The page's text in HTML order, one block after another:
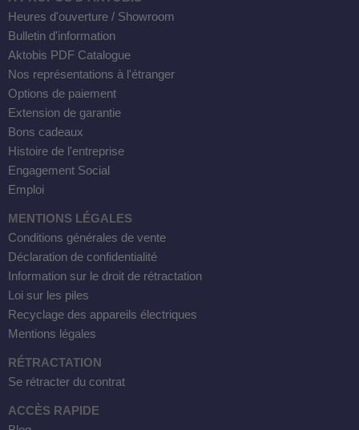
Heures d'ouverture / Showroom
Bulletin d'information
Aktobis PDF Catalogue
Nos représentations à l'étranger
Options de paiement
Extension de garantie
Bons cadeaux
Histoire de l'entreprise
Engagement Social
Emploi
MENTIONS LÉGALES
Conditions générales de vente
Déclaration de confidentialité
Information sur le droit de rétractation
Loi sur les piles
Recyclage des appareils électriques
Mentions légales
RÉTRACTATION
Se rétracter du contrat
ACCÈS RAPIDE